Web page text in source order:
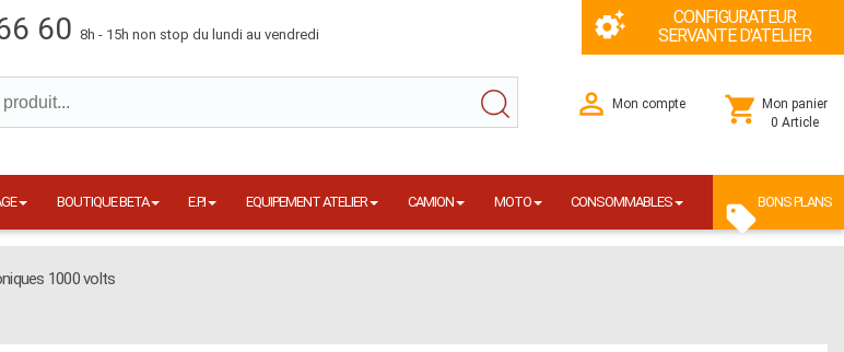
60 8h - 15h non stop du lundi au vendredi
CONFIGURATEUR
SERVANTE D'ATELIER
Mon compte
Mon panier
0 Article
BOUTIQUE BETA E.P.I EQUIPEMENT ATELIER CAMION MOTO CONSOMMABLES BONS PLANS
1000 volts